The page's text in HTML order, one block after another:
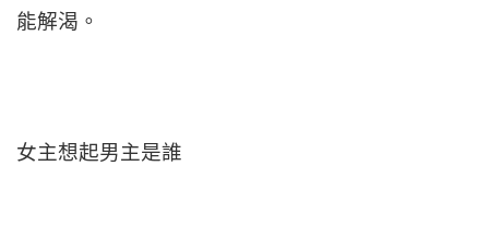
能解渴。
女主想起男主是誰